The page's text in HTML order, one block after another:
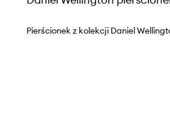
Pierścionek z kolekcji Daniel